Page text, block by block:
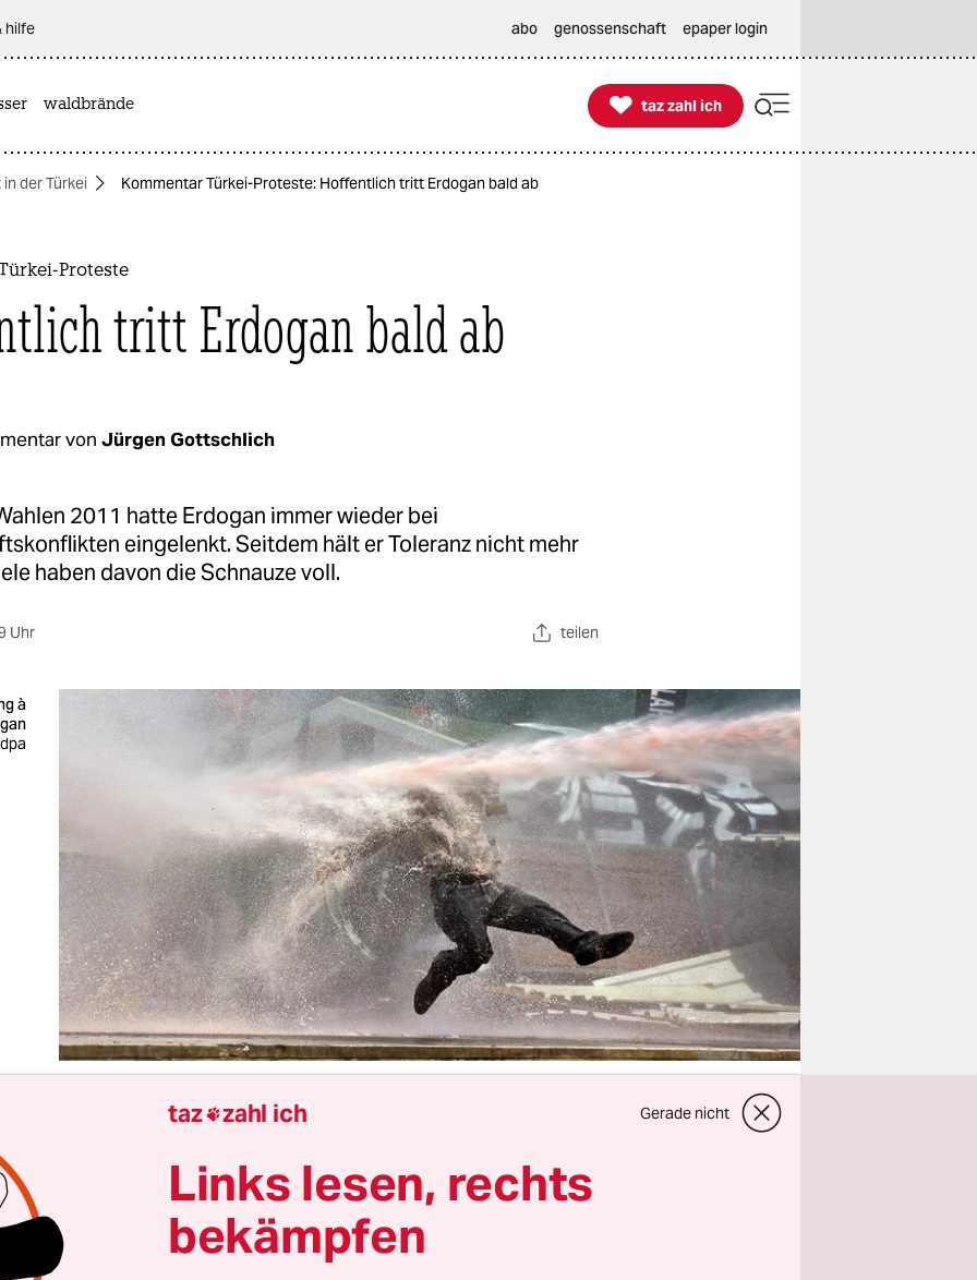
hilfe abo genossenschaft epaper login
waldbrände 
taz zahl ich
taz zahl ich
der Türkei Kommentar Türkei-Proteste: Hoffentlich tritt Erdogan bald ab
Proteste
tritt Erdogan bald ab
von Jürgen Gottschlich
2011 hatte Erdogan immer wieder bei
eingelenkt. Seitdem hält er Toleranz nicht mehr
haben davon die Schnauze voll.
Uhr teilen
à
von der Ministerpräsident Recep Tayyip Erdogan
sprach, und die für ihn jetzt beendet sei, hat er in
schon seit Jahren nicht mehr gezeigt. Das ist genau
in der Türkei. Seit Erdogan und seine AKP bei den letzten
taz zahl ich Gerade nicht
Links lesen, rechts
bekämpfen